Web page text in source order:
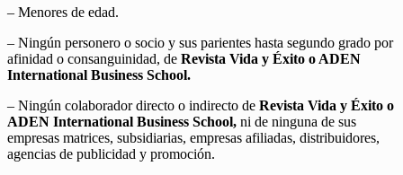
– Menores de edad.
– Ningún personero o socio y sus parientes hasta segundo grado por
afinidad o consanguinidad, de Revista Vida y Éxito o ADEN
International Business School.
– Ningún colaborador directo o indirecto de Revista Vida y Éxito o
ADEN International Business School, ni de ninguna de sus
empresas matrices, subsidiarias, empresas afiliadas, distribuidores,
agencias de publicidad y promoción.